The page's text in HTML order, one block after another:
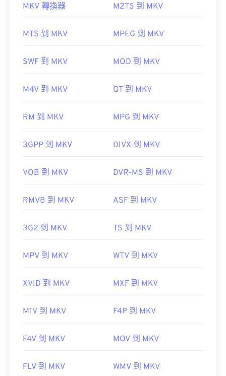
開源
Windows Media Player
Karaoke Player
開發者：
實用連結：
如何開啟 MKV 檔案？
這款媒體播放器相容於所有作業系統和平台。這一點
體播放器可能不支援它。
Ninite
Combined Community
開發者： Matroska
實用連結：
MKV 轉換器 M2TS 到 MKV
MTS 到 MKV MPEG 到 MKV
SWF 到 MKV MOD 到 MKV
M4V 到 MKV QT 到 MKV
RM 到 MKV MPG 到 MKV
3GPP 到 MKV DIVX 到 MKV
VOB 到 MKV DVR-MS 到 MKV
RMVB 到 MKV ASF 到 MKV
3G2 到 MKV TS 到 MKV
MPV 到 MKV WTV 到 MKV
XVID 到 MKV MXF 到 MKV
M1V 到 MKV F4P 到 MKV
F4V 到 MKV MOV 到 MKV
FLV 到 MKV WMV 到 MKV